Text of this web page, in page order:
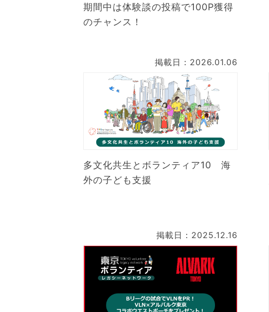
期間中は体験談の投稿で100P獲得
のチャンス！
掲載日：2026.01.06
多文化共生とボランティア10 海
外の子ども支援
掲載日：2025.12.16